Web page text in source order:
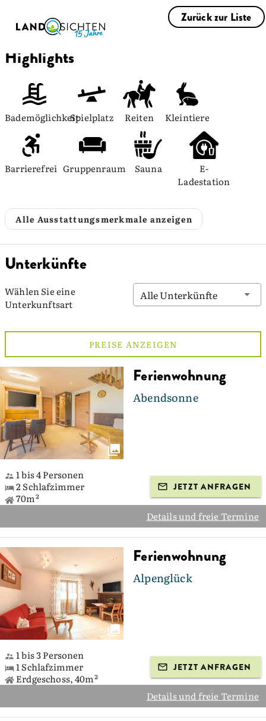
Zurück zur Liste
Highlights
BademöglichkeitSpielplatz Reiten Kleintiere
Barrierefrei Gruppenraum Sauna
E-
Ladestation
Alle Ausstattungsmerkmale anzeigen
Unterkünfte
Wählen Sie eine
Unterkunftsart
Alle Unterkünfte
PREISE ANZEIGEN
Ferienwohnung
Abendsonne
1 bis 4 Personen
2 Schlafzimmer
70m²
JETZT ANFRAGEN
Details und freie Termine
Ferienwohnung
Alpenglück
1 bis 3 Personen
1 Schlafzimmer
Erdgeschoss, 40m²
JETZT ANFRAGEN
Details und freie Termine